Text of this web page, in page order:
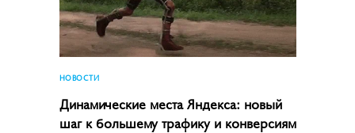
НОВОСТИ
Динамические места Яндекса: новый
шаг к большему трафику и конверсиям